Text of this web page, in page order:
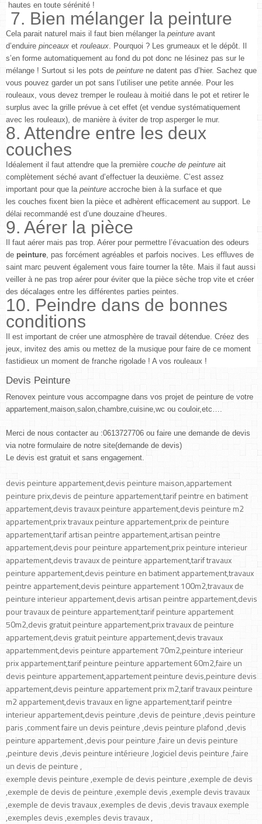
hautes en toute sérénité !
7. Bien mélanger la peinture
Cela parait naturel mais il faut bien mélanger la peinture avant
d’enduire pinceaux et rouleaux. Pourquoi ? Les grumeaux et le dépôt. Il
s’en forme automatiquement au fond du pot donc ne lésinez pas sur le
mélange ! Surtout si les pots de peinture ne datent pas d’hier. Sachez que
vous pouvez garder un pot sans l’utiliser une petite année. Pour les
rouleaux, vous devez tremper le rouleau à moitié dans le pot et retirer le
surplus avec la grille prévue à cet effet (et vendue systématiquement
avec les rouleaux), de manière à éviter de trop asperger le mur.
8. Attendre entre les deux
couches
Idéalement il faut attendre que la première couche de peinture ait
complètement séché avant d’effectuer la deuxième. C’est assez
important pour que la peinture accroche bien à la surface et que
les couches fixent bien la pièce et adhèrent efficacement au support. Le
délai recommandé est d’une douzaine d’heures.
9. Aérer la pièce
Il faut aérer mais pas trop. Aérer pour permettre l’évacuation des odeurs
de peinture, pas forcément agréables et parfois nocives. Les effluves de
saint marc peuvent également vous faire tourner la tête. Mais il faut aussi
veiller à ne pas trop aérer pour éviter que la pièce sèche trop vite et créer
des décalages entre les différentes parties peintes.
10. Peindre dans de bonnes
conditions
Il est important de créer une atmosphère de travail détendue. Créez des
jeux, invitez des amis ou mettez de la musique pour faire de ce moment
fastidieux un moment de franche rigolade ! A vos rouleaux !
Devis Peinture
Renovex peinture vous accompagne dans vos projet de peinture de votre
appartement,maison,salon,chambre,cuisine,wc ou couloir,etc….
Merci de nous contacter au :0613727706 ou faire une demande de devis
via notre formulaire de notre site(demande de devis)
Le devis est gratuit et sans engagement.
devis peinture appartement,devis peinture maison,appartement
peinture prix,devis de peinture appartement,tarif peintre en batiment
appartement,devis travaux peinture appartement,devis peinture m2
appartement,prix travaux peinture appartement,prix de peinture
appartement,tarif artisan peintre appartement,artisan peintre
appartement,devis pour peinture appartement,prix peinture interieur
appartement,devis travaux de peinture appartement,tarif travaux
peinture appartement,devis peinture en batiment appartement,travaux
peintre appartement,devis peinture appartement 100m2,travaux de
peinture interieur appartement,devis artisan peintre appartement,devis
pour travaux de peinture appartement,tarif peinture appartement
50m2,devis gratuit peinture appartement,prix travaux de peinture
appartement,devis gratuit peinture appartement,devis travaux
appartemment,devis peinture appartement 70m2,peinture interieur
prix appartement,tarif peinture peinture appartement 60m2,faire un
devis peinture appartement,appartement peinture devis,peinture devis
appartement,devis peinture appartement prix m2,tarif travaux peinture
m2 appartement,devis travaux en ligne appartement,tarif peintre
interieur appartement,devis peinture ,devis de peinture ,devis peinture
paris ,comment faire un devis peinture ,devis peinture plafond ,devis
peinture appartement ,devis pour peinture ,faire un devis peinture
,peinture devis ,devis peinture intérieure ,logiciel devis peinture ,faire
un devis de peinture ,
exemple devis peinture ,exemple de devis peinture ,exemple de devis
,exemple de devis de peinture ,exemple devis ,exemple devis travaux
,exemple de devis travaux ,exemples de devis ,devis travaux exemple
,exemples devis ,exemples devis travaux ,